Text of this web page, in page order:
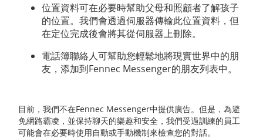
位置資料可在必要時幫助父母和照顧者了解孩子
的位置。我們會透過伺服器傳輸此位置資料，但
在定位完成後會將其從伺服器上刪除。
電話簿聯絡人可幫助您輕鬆地將現實世界中的朋
友，添加到Fennec Messenger的朋友列表中。
目前，我們不在Fennec Messenger中提供廣告。但是，為避
免網路霸凌，並保持聊天的樂趣和安全，我們受過訓練的員工
可能會在必要時使用自動或手動機制來檢查您的對話。